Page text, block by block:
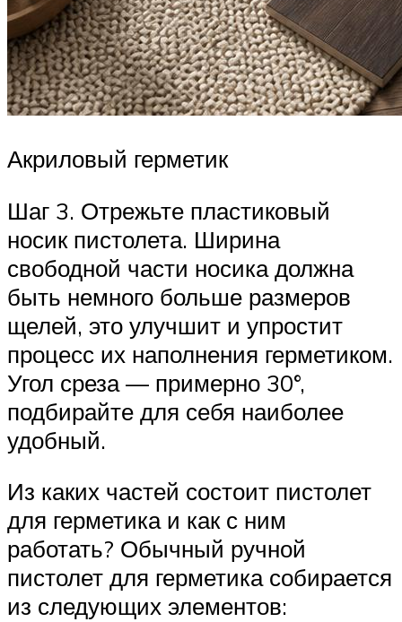
Акриловый герметик
Шаг 3. Отрежьте пластиковый
носик пистолета. Ширина
свободной части носика должна
быть немного больше размеров
щелей, это улучшит и упростит
процесс их наполнения герметиком.
Угол среза — примерно 30°,
подбирайте для себя наиболее
удобный.
Из каких частей состоит пистолет
для герметика и как с ним
работать? Обычный ручной
пистолет для герметика собирается
из следующих элементов: